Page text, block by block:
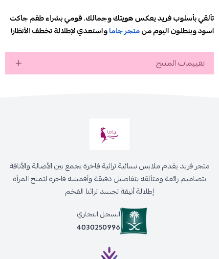
تألقي بأسلوب فريد يعكس هويتك وجمالك. قومي بشراء طقم جاكت
اسود وبنطلون اليوم منمتجر جاماواستعدي لإطلالة تخطف الأنظار!
تقييمات المنتج
متجر فريد يقدم ملابس نسائية تراثية فاخرة يجمع بين الأصالة والأناقة
بتصاميم رائعة ومتألقة بتفاصيل دقيقة وأقمشة فاخرة لتمنح المرأة
إطلالة أنيقة تجسد تراثنا الفخم
السجل التجاري
4030250996